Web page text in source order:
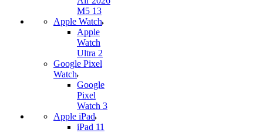
M5 13
Apple Watch
Apple
Watch
Ultra 2
Google Pixel
Watch
Google
Pixel
Watch 3
Apple iPad
iPad 11